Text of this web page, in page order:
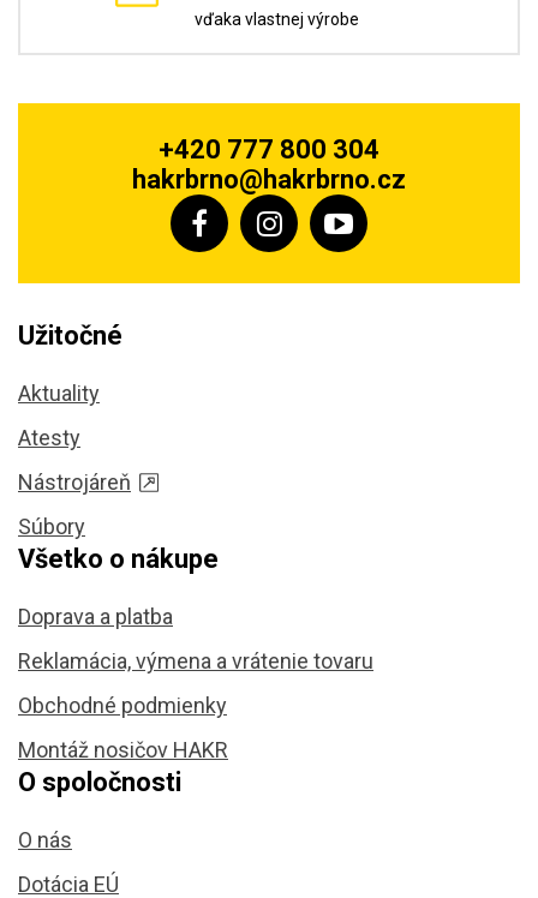
vďaka vlastnej výrobe
+420 777 800 304
hakrbrno@hakrbrno.cz
Užitočné
Aktuality
Atesty
Nástrojáreň
Súbory
Všetko o nákupe
Doprava a platba
Reklamácia, výmena a vrátenie tovaru
Obchodné podmienky
Montáž nosičov HAKR
O spoločnosti
O nás
Dotácia EÚ